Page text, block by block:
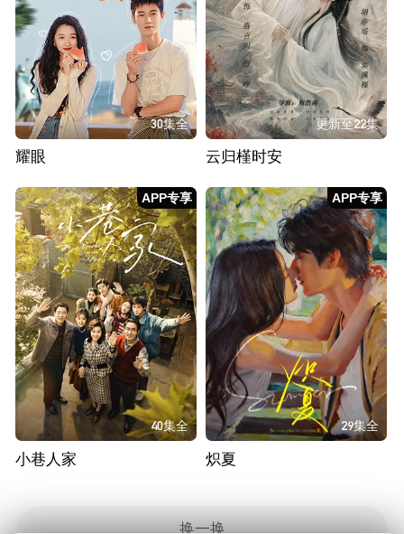
30集全
耀眼
更新至22集
云归槿时安
APP专享
40集全
小巷人家
APP专享
29集全
炽夏
换一换